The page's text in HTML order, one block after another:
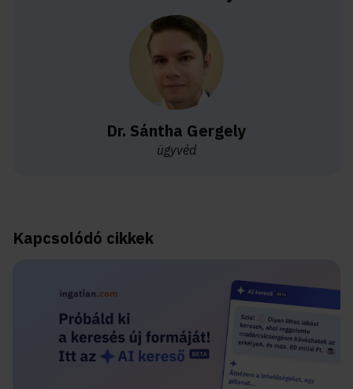
Dr. Sántha Gergely
ügyvéd
Kapcsolódó cikkek